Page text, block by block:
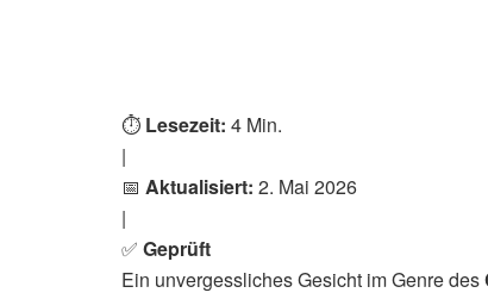
⏱️ Lesezeit: 4 Min.
|
📅 Aktualisiert: 2. Mai 2026
|
✅ Geprüft
Ein unvergessliches Gesicht im Genre des